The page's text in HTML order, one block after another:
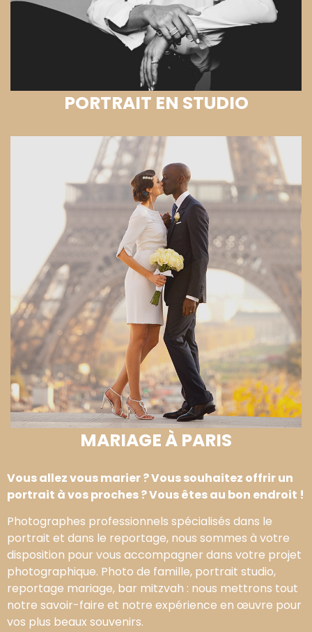
PORTRAIT EN STUDIO
MARIAGE À PARIS
Vous allez vous marier ? Vous souhaitez offrir un
portrait à vos proches ? Vous êtes au bon endroit !
Photographes professionnels spécialisés dans le
portrait et dans le reportage, nous sommes à votre
disposition pour vous accompagner dans votre projet
photographique. Photo de famille, portrait studio,
reportage mariage, bar mitzvah : nous mettrons tout
notre savoir-faire et notre expérience en œuvre pour
vos plus beaux souvenirs.